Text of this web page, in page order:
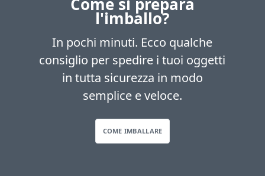
l'imballo?
In pochi minuti. Ecco qualche
consiglio per spedire i tuoi oggetti
in tutta sicurezza in modo
semplice e veloce.
COME IMBALLARE